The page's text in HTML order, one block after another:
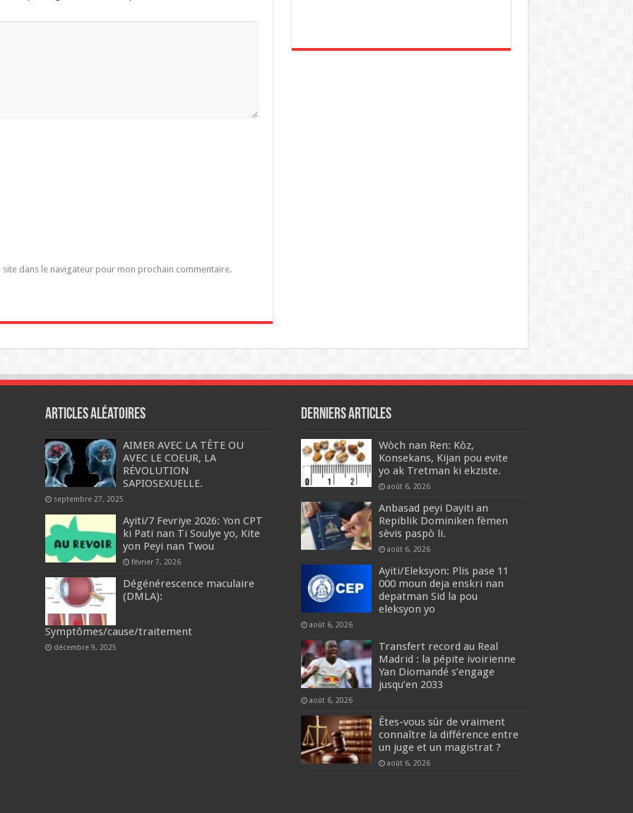
dans le navigateur pour mon prochain commentaire.
Articles aléatoires
AIMER AVEC LA TÊTE OU
AVEC LE COEUR, LA
RÉVOLUTION
SAPIOSEXUELLE.
septembre 27, 2025
Ayiti/7 Fevriye 2026: Yon CPT
ki Pati nan Ti Soulye yo, Kite
yon Peyi nan Twou
février 7, 2026
Dégénérescence maculaire
(DMLA):
Symptômes/cause/traitement
décembre 9, 2025
Derniers articles
Wòch nan Ren: Kòz,
Konsekans, Kijan pou evite
yo ak Tretman ki ekziste.
août 6, 2026
Anbasad peyi Dayiti an
Repiblik Dominiken fèmen
sèvis paspò li.
août 6, 2026
Ayiti/Eleksyon: Plis pase 11
000 moun deja enskri nan
depatman Sid la pou
eleksyon yo
août 6, 2026
Transfert record au Real
Madrid : la pépite ivoirienne
Yan Diomandé s’engage
jusqu’en 2033
août 6, 2026
Êtes-vous sûr de vraiment
connaître la différence entre
un juge et un magistrat ?
août 6, 2026